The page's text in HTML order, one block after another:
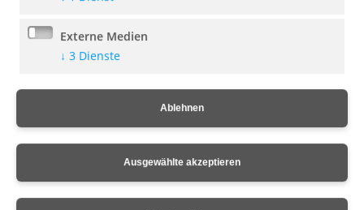
07. Juli 2026
Bekanntmachung Vollzug des BauGB
22. Juni 2026
Externe Medien
↓ 3 Dienste
Ablehnen
Ausgewählte akzeptieren